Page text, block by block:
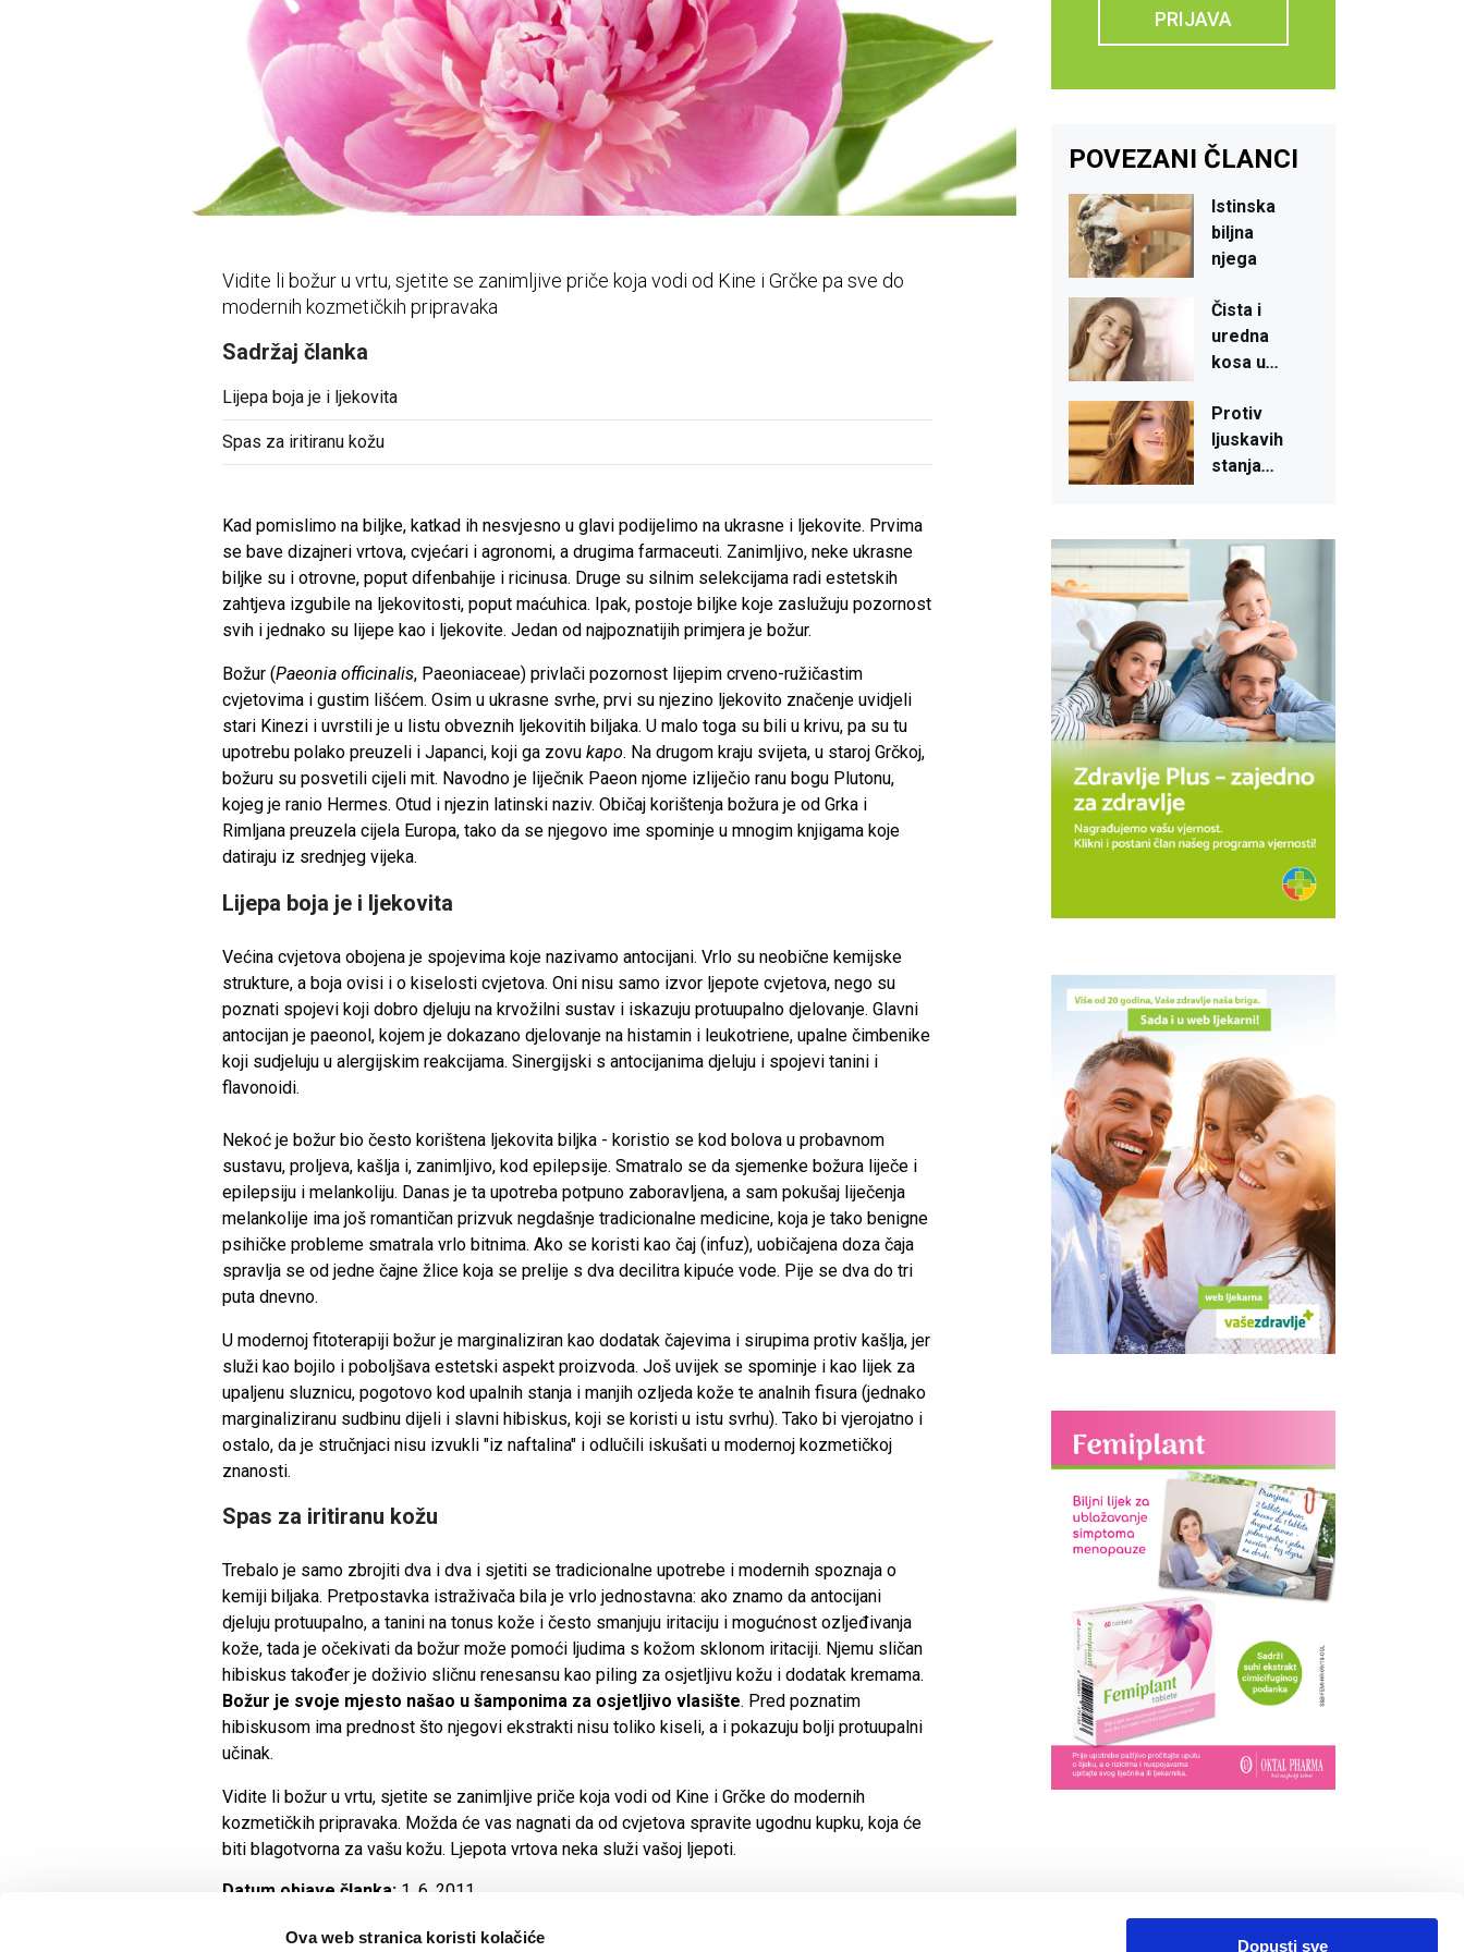
Ova web stranica koristi kolačiće Dopusti sve
zdjelice
Vidni sustav
Opća medicina
Unutarnje bolesti
Uho - nos - grlo
Zubi i usna šupljina
Vidite li božur u vrtu, sjetite se zanimljive priče koja vodi od Kine i Grčke pa sve do
modernih kozmetičkih pripravaka
Sadržaj članka
Lijepa boja je i ljekovita
Spas za iritiranu kožu
Kad pomislimo na biljke, katkad ih nesvjesno u glavi podijelimo na ukrasne i ljekovite. Prvima
se bave dizajneri vrtova, cvjećari i agronomi, a drugima farmaceuti. Zanimljivo, neke ukrasne
biljke su i otrovne, poput difenbahije i ricinusa. Druge su silnim selekcijama radi estetskih
zahtjeva izgubile na ljekovitosti, poput maćuhica. Ipak, postoje biljke koje zaslužuju pozornost
svih i jednako su lijepe kao i ljekovite. Jedan od najpoznatijih primjera je božur.
Božur (Paeonia officinalis, Paeoniaceae) privlači pozornost lijepim crveno-ružičastim
cvjetovima i gustim lišćem. Osim u ukrasne svrhe, prvi su njezino ljekovito značenje uvidjeli
stari Kinezi i uvrstili je u listu obveznih ljekovitih biljaka. U malo toga su bili u krivu, pa su tu
upotrebu polako preuzeli i Japanci, koji ga zovukapo. Na drugom kraju svijeta, u staroj Grčkoj,
božuru su posvetili cijeli mit. Navodno je liječnik Paeon njome izliječio ranu bogu Plutonu,
kojeg je ranio Hermes. Otud i njezin latinski naziv. Običaj korištenja božura je od Grka i
Rimljana preuzela cijela Europa, tako da se njegovo ime spominje u mnogim knjigama koje
datiraju iz srednjeg vijeka.
Lijepa boja je i ljekovita
Većina cvjetova obojena je spojevima koje nazivamo antocijani. Vrlo su neobične kemijske
strukture, a boja ovisi i o kiselosti cvjetova. Oni nisu samo izvor ljepote cvjetova, nego su
poznati spojevi koji dobro djeluju na krvožilni sustav i iskazuju protuupalno djelovanje. Glavni
antocijan je paeonol, kojem je dokazano djelovanje na histamin i leukotriene, upalne čimbenike
koji sudjeluju u alergijskim reakcijama. Sinergijski s antocijanima djeluju i spojevi tanini i
flavonoidi.
Nekoć je božur bio često korištena ljekovita biljka - koristio se kod bolova u probavnom
sustavu, proljeva, kašlja i, zanimljivo, kod epilepsije. Smatralo se da sjemenke božura liječe i
epilepsiju i melankoliju. Danas je ta upotreba potpuno zaboravljena, a sam pokušaj liječenja
melankolije ima još romantičan prizvuk negdašnje tradicionalne medicine, koja je tako benigne
psihičke probleme smatrala vrlo bitnima. Ako se koristi kao čaj (infuz), uobičajena doza čaja
spravlja se od jedne čajne žlice koja se prelije s dva decilitra kipuće vode. Pije se dva do tri
puta dnevno.
U modernoj fitoterapiji božur je marginaliziran kao dodatak čajevima i sirupima protiv kašlja, jer
služi kao bojilo i poboljšava estetski aspekt proizvoda. Još uvijek se spominje i kao lijek za
upaljenu sluznicu, pogotovo kod upalnih stanja i manjih ozljeda kože te analnih fisura (jednako
marginaliziranu sudbinu dijeli i slavni hibiskus, koji se koristi u istu svrhu). Tako bi vjerojatno i
ostalo, da je stručnjaci nisu izvukli "iz naftalina" i odlučili iskušati u modernoj kozmetičkoj
znanosti.
Spas za iritiranu kožu
Trebalo je samo zbrojiti dva i dva i sjetiti se tradicionalne upotrebe i modernih spoznaja o
kemiji biljaka. Pretpostavka istraživača bila je vrlo jednostavna: ako znamo da antocijani
djeluju protuupalno, a tanini na tonus kože i često smanjuju iritaciju i mogućnost ozljeđivanja
kože, tada je očekivati da božur može pomoći ljudima s kožom sklonom iritaciji. Njemu sličan
hibiskus također je doživio sličnu renesansu kao piling za osjetljivu kožu i dodatak kremama.
Božur je svoje mjesto našao u šamponima za osjetljivo vlasište. Pred poznatim
hibiskusom ima prednost što njegovi ekstrakti nisu toliko kiseli, a i pokazuju bolji protuupalni
učinak.
Vidite li božur u vrtu, sjetite se zanimljive priče koja vodi od Kine i Grčke do modernih
kozmetičkih pripravaka. Možda će vas nagnati da od cvjetova spravite ugodnu kupku, koja će
biti blagotvorna za vašu kožu. Ljepota vrtova neka služi vašoj ljepoti.
Datum objave članka: 1. 6. 2011.
PRIJAVA
POVEZANI ČLANCI
Istinska
biljna
njega
Čista i
uredna
kosa u...
Protiv
ljuskavih
stanja...